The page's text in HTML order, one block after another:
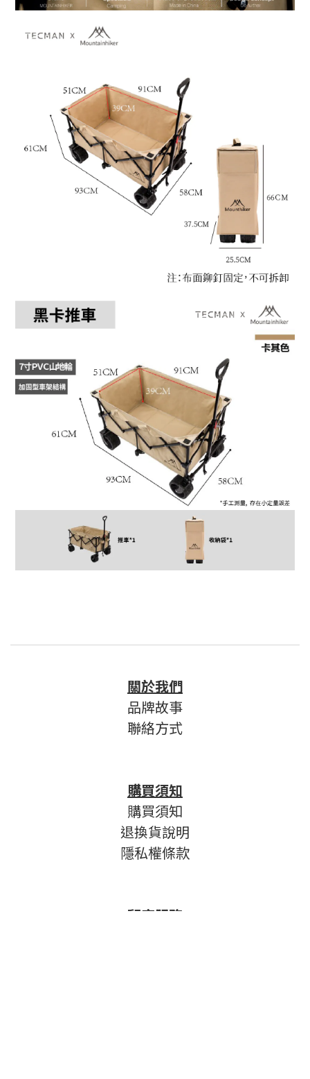
關於我們
品牌故事
聯絡方式
購買須知
購買須知
退換貨說明
隱私權條款
顧客服務